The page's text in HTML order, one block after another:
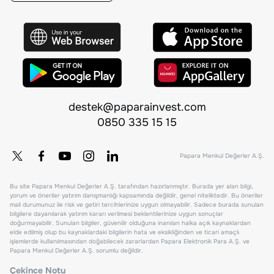
destek@paparainvest.com
0850 335 15 15
Papara Menkul Değerler A.Ş.
Bu site Papara Menkul Değerler A.Ş. tarafından hazırlanmıştır. Burada yer alan bilgi,
yorum ve öneriler yatırım danışmanlığı kapsamında değildir, genel niteliktedir. Bu öneriler
mali durumunuz ile risk ve getiri tercihlerinize uygun olmayabilir. Sadece burada sunulan
bilgilere dayanılarak yatırım kararı verilmesi beklentilerinize uygun sonuçlar
doğurmayabilir. Sunulan bilgiler, güvenilir olduğuna inanılan halka açık kaynaklardan
elde edilmiş olup bu kaynaklardaki bilgilerin hata ve eksikliğinden ve ticari amaçlı
işlemlerde kullanılmasından doğabilecek zararlardan Papara Elektronik Para A.Ş. ve
Papara Menkul Değerler A.Ş. sorumlu değildir.
Çekince Notu